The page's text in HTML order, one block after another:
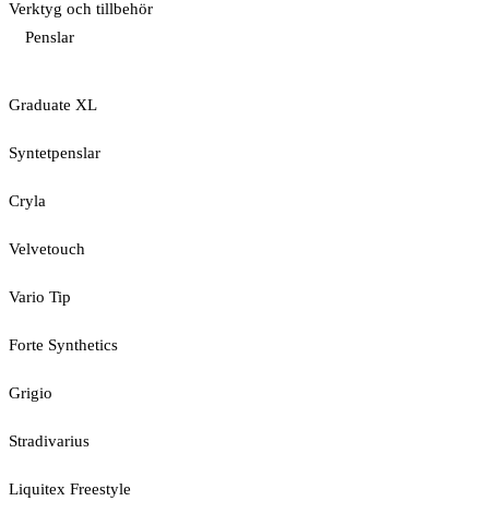
Verktyg och tillbehör
Penslar
Graduate XL
Syntetpenslar
Cryla
Velvetouch
Vario Tip
Forte Synthetics
Grigio
Stradivarius
Liquitex Freestyle